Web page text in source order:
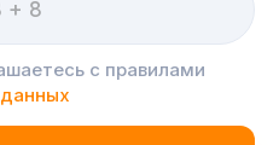
с правилами